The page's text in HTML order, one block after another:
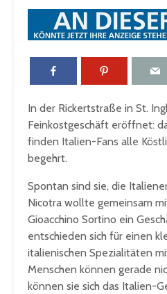
In der Rickertstraße in St.
Feinkostgeschäft eröffnet:
finden Italien-Fans alle
begehrt.
Spontan sind sie, die
Nicotra wollte gemeinsam
Gioacchino Sortino ein
entschieden sich für einen
italienischen Spezialitäten
Menschen können gerade
können sie sich das Italien-